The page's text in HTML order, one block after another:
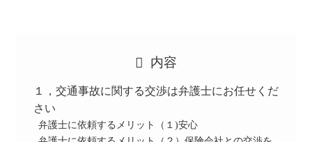
内容
１，交通事故に関する交渉は弁護士にお任せくだ
さい
弁護士に依頼するメリット（１)安心